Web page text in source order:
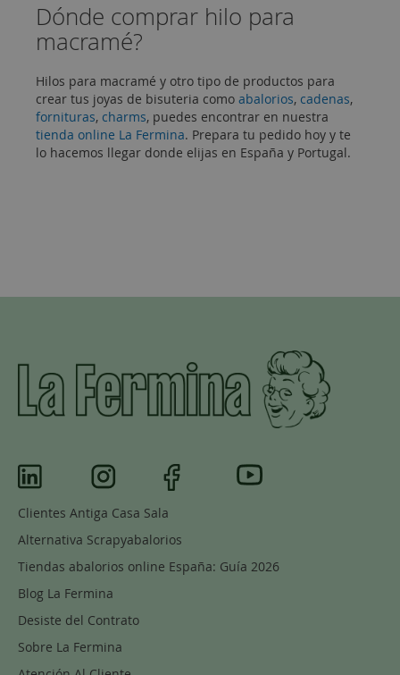
Dónde comprar hilo para
macramé?
Hilos para macramé y otro tipo de productos para
crear tus joyas de bisuteria como abalorios, cadenas,
fornituras, charms, puedes encontrar en nuestra
tienda online La Fermina. Prepara tu pedido hoy y te
lo hacemos llegar donde elijas en España y Portugal.
Clientes Antiga Casa Sala
Alternativa Scrapyabalorios
Tiendas abalorios online España: Guía 2026
Blog La Fermina
Desiste del Contrato
Sobre La Fermina